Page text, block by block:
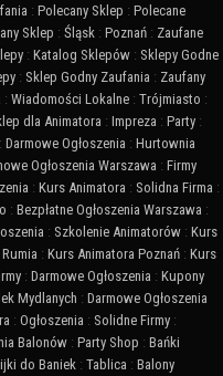
: Polecany Sklep : Polecane
Sklep : Śląsk : Poznań : Zaufane
: Katalog Sklepów : Sklepy Godne
: Sklep Godny Zaufania : Zaufany
: Wiadomości Lokalne : Trójmiasto :
dla Animatora : Impreza : Party :
: Darmowe Ogłoszenia : Hurtownia
Ogłoszenia Warszawa : Firmy
: Kurs Animatora : Solidna Firma :
: Bezpłatne Ogłoszenia Warszawa :
: Szkolenie Animatorów : Kurs
Rumia : Kurs Animatora Poznań : Kurs
: Darmowe Ogłoszenia : Kupony
Mydlanych : Darmowe Ogłoszenia
: Ogłoszenia : Solidne Firmy :
Balonów : Party Shop : Bańki
do Baniek : Tablica : Balony